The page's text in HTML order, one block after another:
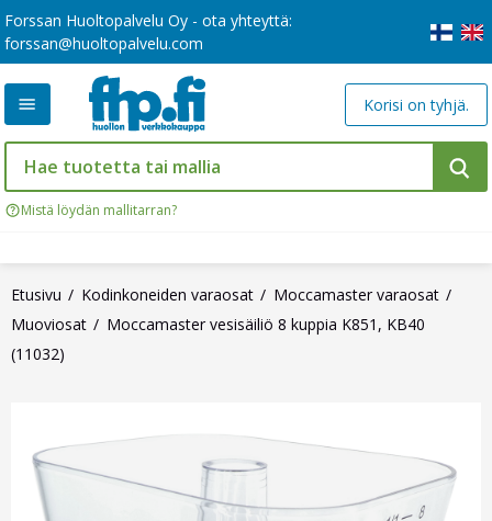
Forssan Huoltopalvelu Oy - ota yhteyttä:
forssan@huoltopalvelu.com
Mistä löydän mallitarran?
Korisi on tyhjä.
Etusivu Kodinkoneiden varaosat
Moccamaster varaosat
Muoviosat
Moccamaster vesisäiliö 8 kuppia K851, KB40
(11032)